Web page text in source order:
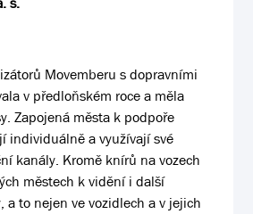
Movemberu s dopravními
v předloňském roce a měla
Zapojená města k podpoře
individuálně a využívají své
kanály. Kromě knírů na vozech
městech k vidění i další
a to nejen ve vozidlech a v jejich